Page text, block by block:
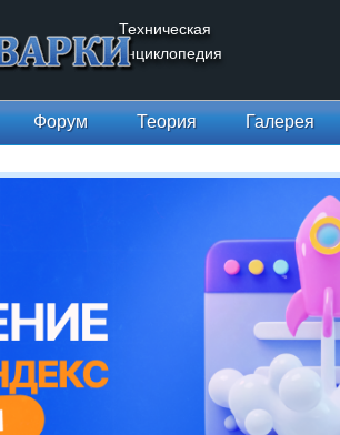
Техническая
энциклопедия
Форум Теория Галерея